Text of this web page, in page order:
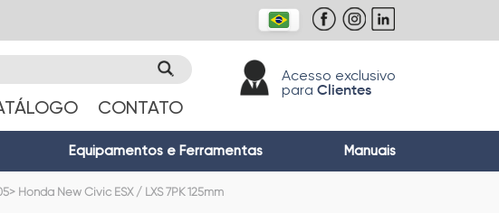
CONTATO
Acesso exclusivo
para Clientes
Equipamentos e Ferramentas Manuais
Honda New Civic ESX / LXS 7PK 125mm